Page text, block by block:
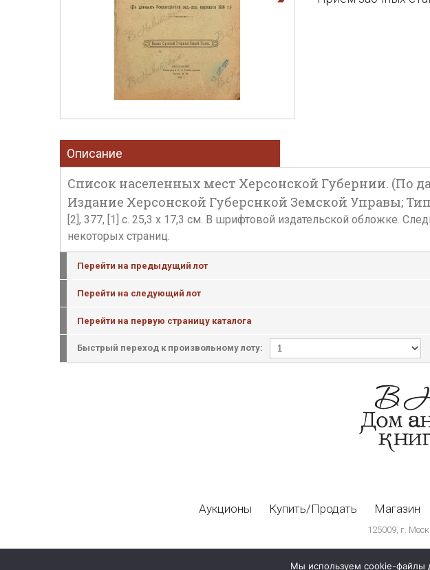
Описание
Список населенных мест Херсонской Губернии. (По
Издание Херсонской Губерснкой Земской Управы;
[2], 377, [1] с. 25,3 х 17,3 см. В шрифтовой издательской обложке.
некоторых страниц.
Перейти на предыдущий лот
Перейти на следующий лот
Перейти на первую страницу каталога
Быстрый переход к произвольному лоту:
Аукционы Купить/Продать Магазин
125009, г.
Мы используем cookie-файлы